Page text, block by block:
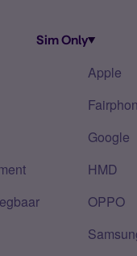
Sim Only
Apple
Google
HMD
OPPO